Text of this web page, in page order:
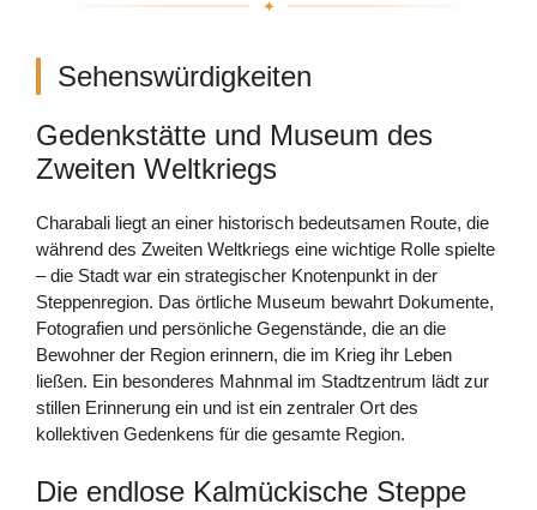
Sehenswürdigkeiten
Gedenkstätte und Museum des
Zweiten Weltkriegs
Charabali liegt an einer historisch bedeutsamen Route, die
während des Zweiten Weltkriegs eine wichtige Rolle spielte
– die Stadt war ein strategischer Knotenpunkt in der
Steppenregion. Das örtliche Museum bewahrt Dokumente,
Fotografien und persönliche Gegenstände, die an die
Bewohner der Region erinnern, die im Krieg ihr Leben
ließen. Ein besonderes Mahnmal im Stadtzentrum lädt zur
stillen Erinnerung ein und ist ein zentraler Ort des
kollektiven Gedenkens für die gesamte Region.
Die endlose Kalmückische Steppe